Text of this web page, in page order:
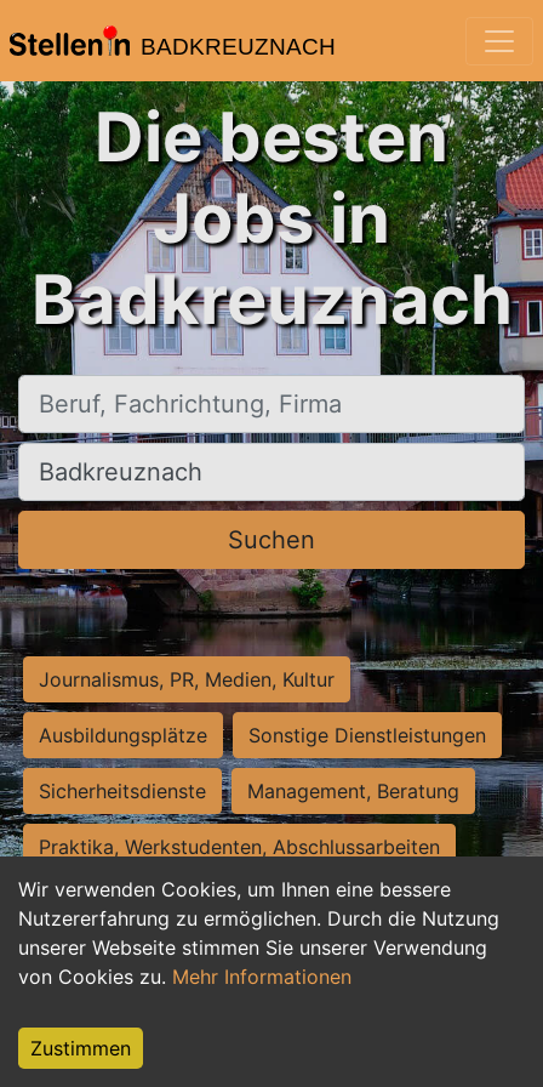
BADKREUZNACH
Wir verwenden Cookies, um Ihnen eine bessere
Nutzererfahrung zu ermöglichen. Durch die Nutzung
unserer Webseite stimmen Sie unserer Verwendung
von Cookies zu. Mehr Informationen
Zustimmen
Die besten
Jobs in
Badkreuznach
Beruf, Fachrichtung, Firma
Ort, Stadt
Suchen
Journalismus, PR, Medien, Kultur
Ausbildungsplätze Sonstige Dienstleistungen
Sicherheitsdienste Management, Beratung
Praktika, Werkstudenten, Abschlussarbeiten
Personalwesen Assistenz, Sekretariat
Hilfskräfte, Aushilfs- und Nebenjobs
Weiterbildung, Studium, duale Ausbildung